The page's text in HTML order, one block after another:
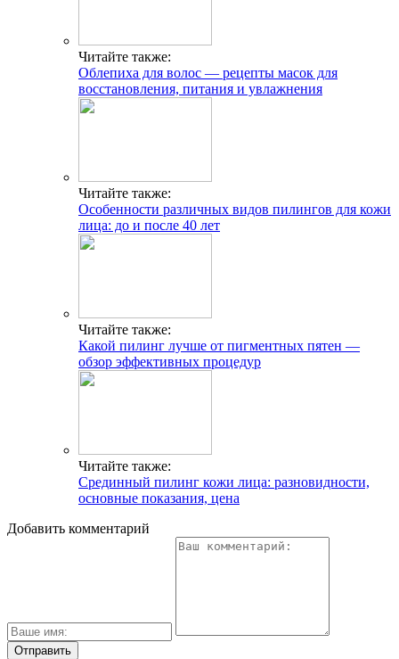
Читайте также:
Облепиха для волос — рецепты масок для
восстановления, питания и увлажнения
Читайте также:
Особенности различных видов пилингов для кожи
лица: до и после 40 лет
Читайте также:
Какой пилинг лучше от пигментных пятен —
обзор эффективных процедур
Читайте также:
Срединный пилинг кожи лица: разновидности,
основные показания, цена
Добавить комментарий